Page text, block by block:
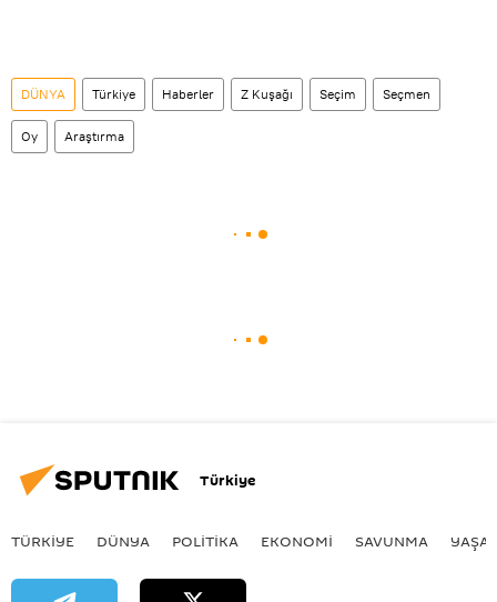
DÜNYA Türkiye Haberler Z Kuşağı Seçim Seçmen
Oy Araştırma
Türkiye
TÜRKIYE DÜNYA POLİTİKA EKONOMİ SAVUNMA